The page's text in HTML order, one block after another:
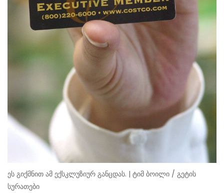
ეს გიქმნით ამ ექსკლუზიურ განცდას. | ტიმ ბოილი / გეტის
სურათები